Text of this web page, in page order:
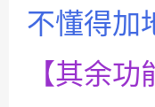
不懂得加
【其余